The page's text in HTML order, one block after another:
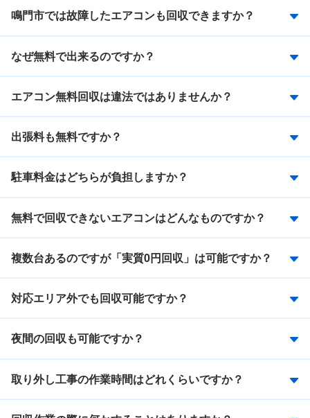
鳴門市では故障したエアコンも回収できますか？
なぜ無料で出来るのですか？
エアコン無料回収は違法ではありませんか？
出張料も無料ですか？
駐車料金はどちらが負担しますか？
無料で回収できないエアコンはどんなものですか？
複数台あるのですが「実質0円回収」は可能ですか？
対応エリア外でも回収可能ですか？
夜間の回収も可能ですか？
取り外し工事の作業時間はどれくらいですか？